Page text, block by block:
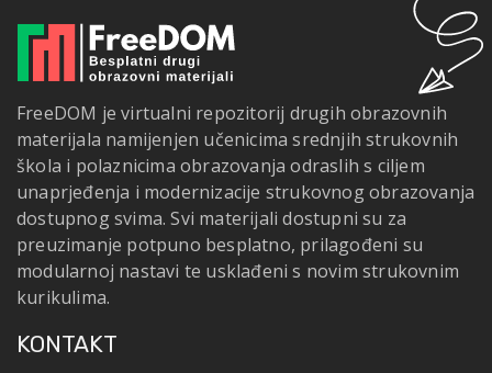
FreeDOM je virtualni repozitorij drugih obrazovnih
materijala namijenjen učenicima srednjih strukovnih
škola i polaznicima obrazovanja odraslih s ciljem
unaprjeđenja i modernizacije strukovnog obrazovanja
dostupnog svima. Svi materijali dostupni su za
preuzimanje potpuno besplatno, prilagođeni su
modularnoj nastavi te usklađeni s novim strukovnim
kurikulima.
KONTAKT